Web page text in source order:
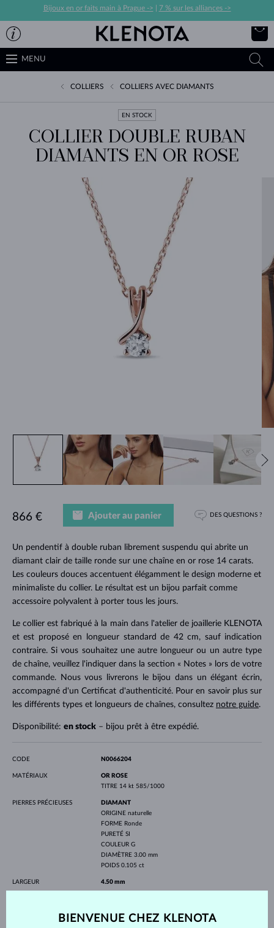
Bijoux en or faits main à Prague -> 7 % sur les alliances ->
MENU
COLLIERS COLLIERS AVEC DIAMANTS
EN STOCK
COLLIER DOUBLE RUBAN
DIAMANTS EN OR ROSE
Un pendentif à double ruban librement suspendu qui abrite un
diamant clair de taille ronde sur une chaîne en or rose 14 carats.
Les couleurs douces accentuent élégamment le design moderne et
minimaliste du collier. Le résultat est un bijou parfait comme
accessoire polyvalent à porter tous les jours.
Le collier est fabriqué à la main dans l'atelier de joaillerie KLENOTA
et est proposé en longueur standard de 42 cm, sauf indication
contraire. Si vous souhaitez une autre longueur ou un autre type
de chaîne, veuillez l'indiquer dans la section « Notes » lors de votre
commande. Nous vous livrerons le bijou dans un élégant écrin,
accompagné d'un Certificat d'authenticité. Pour en savoir plus sur
les différents types et longueurs de chaînes, consultez notre guide.
Disponibilité: en stock– bijou prêt à être expédié.
866 € Ajouter au panier DES QUESTIONS ?
CODE N0066204
MATÉRIAUX
OR ROSE
TITRE 14 kt 585/1000
PIERRES PRÉCIEUSES
DIAMANT
ORIGINE naturelle
FORME Ronde
PURETÉ SI
COULEUR G
DIAMÈTRE 3.00 mm
POIDS 0.105 ct
LARGEUR 4.50 mm
420.00 mm
BIENVENUE CHEZ KLENOTA